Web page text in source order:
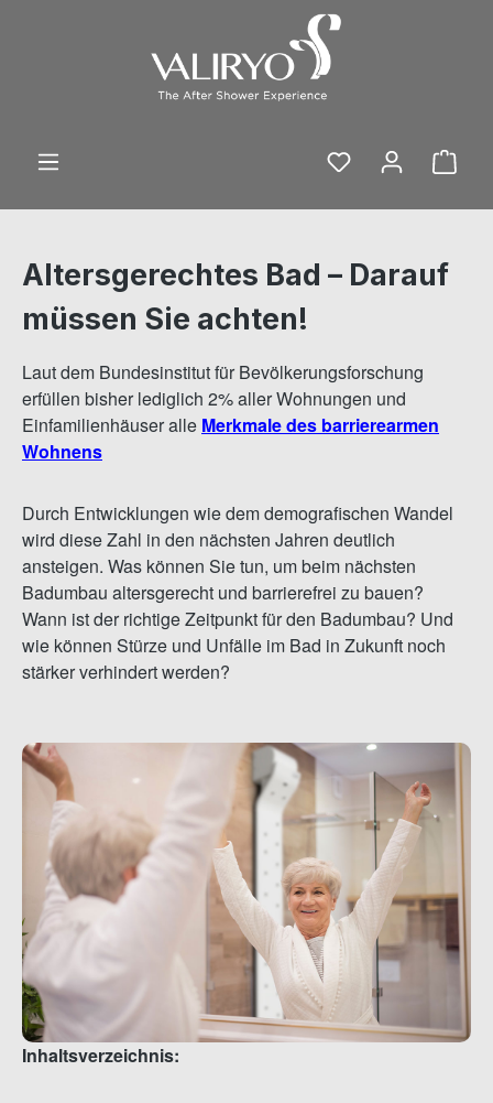
Altersgerechtes Bad – Darauf
müssen Sie achten!
Laut dem Bundesinstitut für Bevölkerungsforschung
erfüllen bisher lediglich 2% aller Wohnungen und
Einfamilienhäuser alle Merkmale des barrierearmen
Wohnens
Durch Entwicklungen wie dem demografischen Wandel
wird diese Zahl in den nächsten Jahren deutlich
ansteigen. Was können Sie tun, um beim nächsten
Badumbau altersgerecht und barrierefrei zu bauen?
Wann ist der richtige Zeitpunkt für den Badumbau? Und
wie können Stürze und Unfälle im Bad in Zukunft noch
stärker verhindert werden?
Inhaltsverzeichnis: